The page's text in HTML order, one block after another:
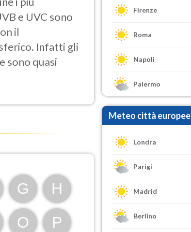
e UVC sono
il
Infatti gli
sono quasi
G
H
O
P
Firenze
Roma
Napoli
Palermo
Meteo città europee
Londra
Parigi
Madrid
Berlino